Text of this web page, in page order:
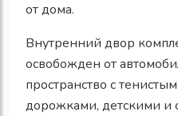
от дома.
Внутренний двор
освобожден от
пространство с
дорожками, детскими и